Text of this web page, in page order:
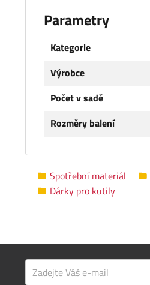
Parametry
Kategorie
Výrobce
Počet v sadě
Rozměry balení
Spotřební materiál
Dárky pro kutily